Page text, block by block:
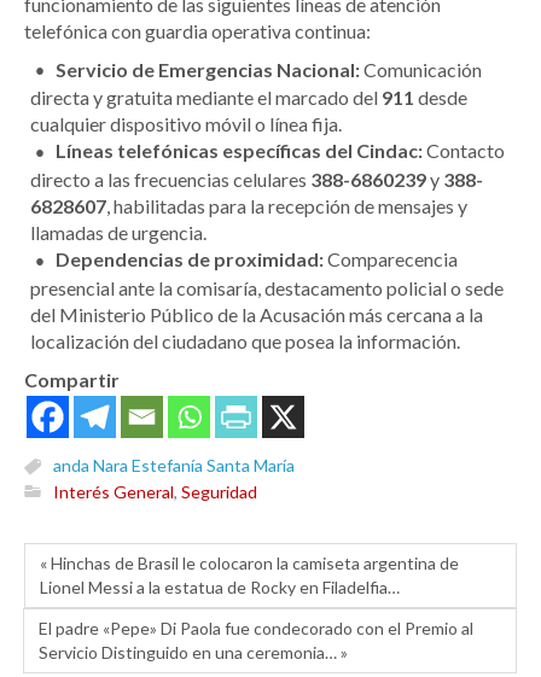
telefónica con guardia operativa continua:
Servicio de Emergencias Nacional:Comunicación
directa y gratuita mediante el marcado del 911 desde
cualquier dispositivo móvil o línea fija.
Líneas telefónicas específicas del Cindac:Contacto
directo a las frecuencias celulares 388-6860239y 388-
6828607, habilitadas para la recepción de mensajes y
llamadas de urgencia.
Dependencias de proximidad:Comparecencia
presencial ante la comisaría, destacamento policial o sede
del Ministerio Público de la Acusación más cercana a la
localización del ciudadano que posea la información.
Compartir
anda Nara Estefanía Santa María
Interés General, Seguridad
« Hinchas de Brasil le colocaron la camiseta argentina de
Lionel Messi a la estatua de Rocky en Filadelfia…
El padre «Pepe» Di Paola fue condecorado con el Premio al
Servicio Distinguido en una ceremonia… »